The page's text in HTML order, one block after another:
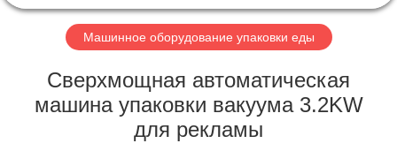
О
ЭКСКУРСИЯ
Машинное оборудование упаковки еды
Сверхмощная автоматическая
машина упаковки вакуума 3.2KW
для рекламы